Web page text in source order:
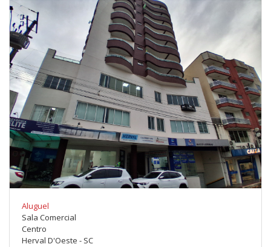
Aluguel
Sala Comercial
Centro
Herval D'Oeste - SC